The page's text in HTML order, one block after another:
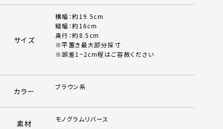
サイズ
横幅：約19.5cm
縦幅：約16cm
奥行：約8.5cm
※平置き最大部分採寸
※誤差1~2cm程はご容赦ください
カラー ブラウン系
素材 モノグラムリバース